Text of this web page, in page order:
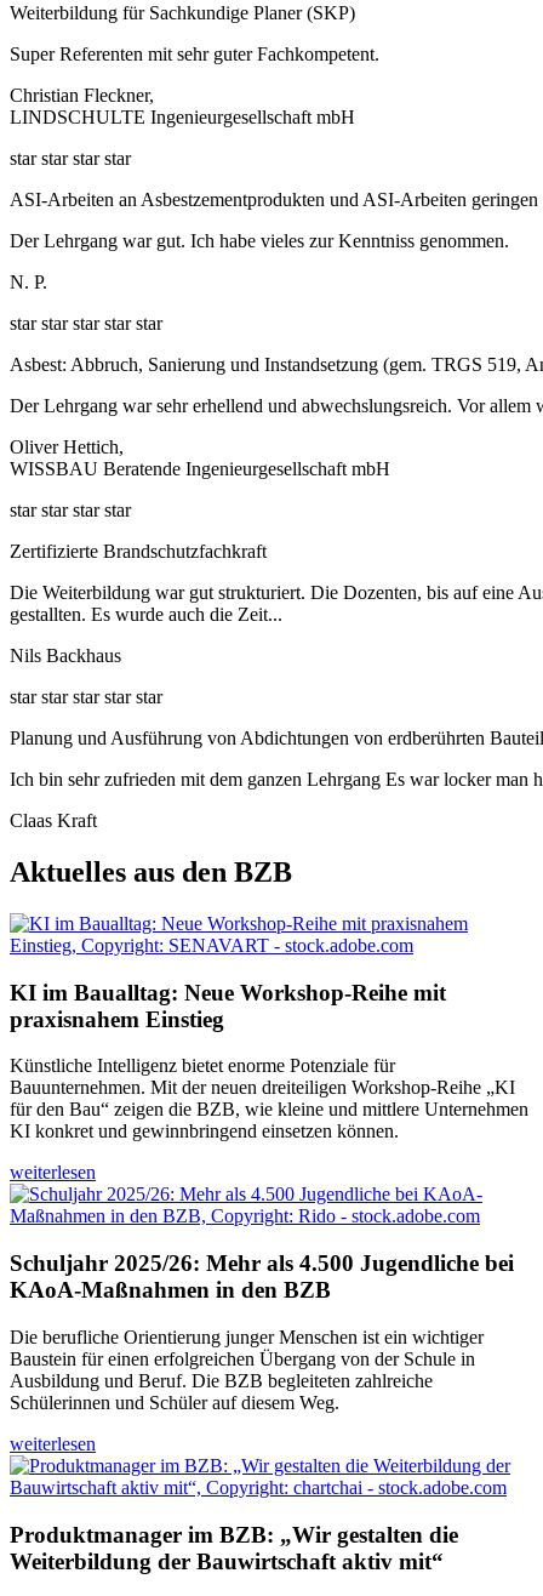
Weiterbildung für Sachkundige Planer (SKP)
Super Referenten mit sehr guter Fachkompetent.
Christian Fleckner,
LINDSCHULTE Ingenieurgesellschaft mbH
star star star star
ASI-Arbeiten an Asbestzementprodukten und ASI-Arbeiten
Der Lehrgang war gut. Ich habe vieles zur Kenntniss genommen.
N. P.
star star star star star
Asbest: Abbruch, Sanierung und Instandsetzung (gem. TRGS 519,
Der Lehrgang war sehr erhellend und abwechslungsreich. Vor
Oliver Hettich,
WISSBAU Beratende Ingenieurgesellschaft mbH
star star star star
Zertifizierte Brandschutzfachkraft
Die Weiterbildung war gut strukturiert. Die Dozenten, bis auf eine
gestallten. Es wurde auch die Zeit...
Nils Backhaus
star star star star star
Planung und Ausführung von Abdichtungen von erdberührten
Ich bin sehr zufrieden mit dem ganzen Lehrgang Es war locker man
Claas Kraft
Aktuelles aus den BZB
KI im Baualltag: Neue Workshop-Reihe mit
praxisnahem Einstieg
Künstliche Intelligenz bietet enorme Potenziale für
Bauunternehmen. Mit der neuen dreiteiligen Workshop-Reihe „KI
für den Bau“ zeigen die BZB, wie kleine und mittlere Unternehmen
KI konkret und gewinnbringend einsetzen können.
weiterlesen
Schuljahr 2025/26: Mehr als 4.500 Jugendliche bei
KAoA-Maßnahmen in den BZB
Die berufliche Orientierung junger Menschen ist ein wichtiger
Baustein für einen erfolgreichen Übergang von der Schule in
Ausbildung und Beruf. Die BZB begleiteten zahlreiche
Schülerinnen und Schüler auf diesem Weg.
weiterlesen
Produktmanager im BZB: „Wir gestalten die
Weiterbildung der Bauwirtschaft aktiv mit“